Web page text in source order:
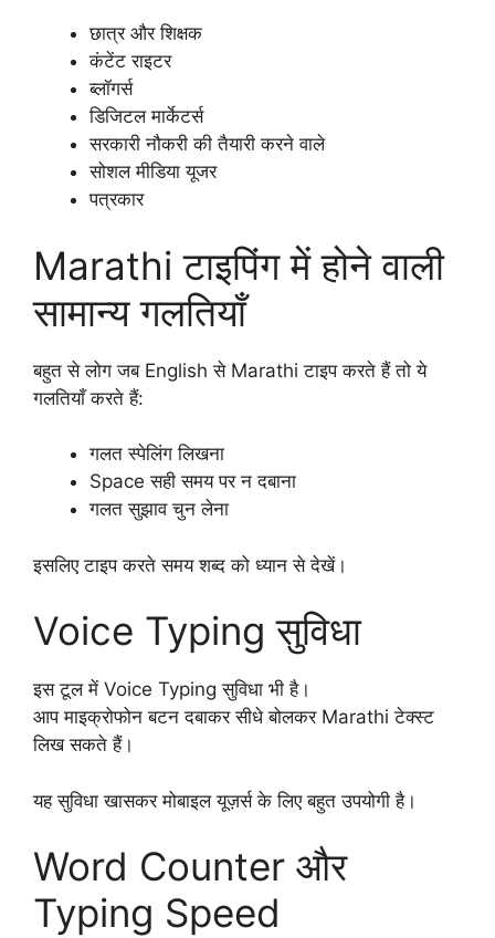
छात्र और शिक्षक
कंटेंट राइटर
ब्लॉगर्स
डिजिटल मार्केटर्स
सरकारी नौकरी की तैयारी करने वाले
सोशल मीडिया यूजर
पत्रकार
Marathi टाइपिंग में होने वाली
सामान्य गलतियाँ
बहुत से लोग जब English से Marathi टाइप करते हैं तो ये
गलतियाँ करते हैं:
गलत स्पेलिंग लिखना
Space सही समय पर न दबाना
गलत सुझाव चुन लेना
इसलिए टाइप करते समय शब्द को ध्यान से देखें।
Voice Typing सुविधा
इस टूल में Voice Typing सुविधा भी है।
आप माइक्रोफोन बटन दबाकर सीधे बोलकर Marathi टेक्स्ट
लिख सकते हैं।
यह सुविधा खासकर मोबाइल यूज़र्स के लिए बहुत उपयोगी है।
Word Counter और
Typing Speed